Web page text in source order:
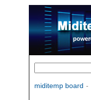
miditemp board -